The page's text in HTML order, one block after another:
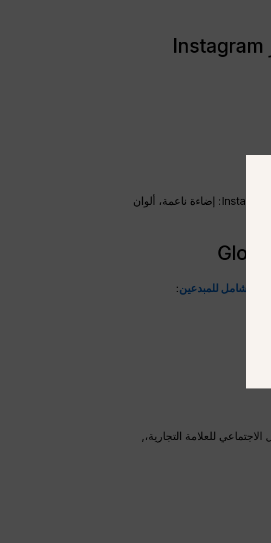
هذه الإمكانات تجعله مثاليًا للمبدعين الذين يرغبون في الحصول على صور ذات جماليات قوية على Instagram: إضاءة ناعمة، ألوان
شامل للمبدعين: